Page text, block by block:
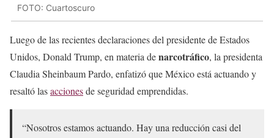
FOTO: Cuartoscuro
Luego de las recientes declaraciones del presidente de Estados
Unidos, Donald Trump, en materia denarcotráfico, la presidenta
Claudia Sheinbaum Pardo, enfatizó que México está actuando y
resaltó lasaccionesde seguridad emprendidas.
“Nosotros estamos actuando. Hay una reducción casi del